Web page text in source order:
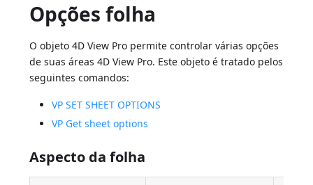
Opções folha
O objeto 4D View Pro permite controlar várias opções
de suas áreas 4D View Pro. Este objeto é tratado pelos
seguintes comandos:
VP SET SHEET OPTIONS
VP Get sheet options
Aspecto da folha